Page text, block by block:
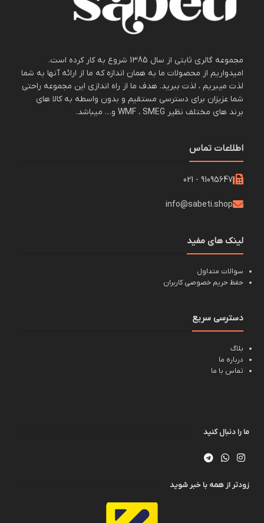
مجموعه گالری ثابتی از سال 1385 شروع به کار کرده است.
امیدواریم از محصولات ما به همان اندازه که ما از ارائه آنها به شما
لذت میبریم ، لذت ببرید. هدف ما از راه اندازی این مجموعه راحتی
شما عزیزان برای دسترسی مستقیم و بدون واسطه به کالا های
برند های مختلف نظیر WMF ، SMEG و… میباشد.
اطلاعات تماس
91095647 - 021
info@sabeti.shop
لینک های مفید
سوالات متداول
حفظ حریم خصوصی کاربران
دسترسی سریع
بلاگ
درباره ما
تماس با ما
ما را دنبال کنید
زودتر از همه با خبر شوید